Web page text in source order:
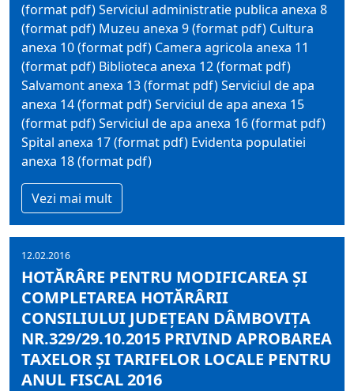
(format pdf) Serviciul administratie publica anexa 8
(format pdf) Muzeu anexa 9 (format pdf) Cultura
anexa 10 (format pdf) Camera agricola anexa 11
(format pdf) Biblioteca anexa 12 (format pdf)
Salvamont anexa 13 (format pdf) Serviciul de apa
anexa 14 (format pdf) Serviciul de apa anexa 15
(format pdf) Serviciul de apa anexa 16 (format pdf)
Spital anexa 17 (format pdf) Evidenta populatiei
anexa 18 (format pdf)
Vezi mai mult
12.02.2016
HOTĂRÂRE PENTRU MODIFICAREA ŞI
COMPLETAREA HOTĂRÂRII
CONSILIULUI JUDEŢEAN DÂMBOVIŢA
NR.329/29.10.2015 PRIVIND APROBAREA
TAXELOR ŞI TARIFELOR LOCALE PENTRU
ANUL FISCAL 2016